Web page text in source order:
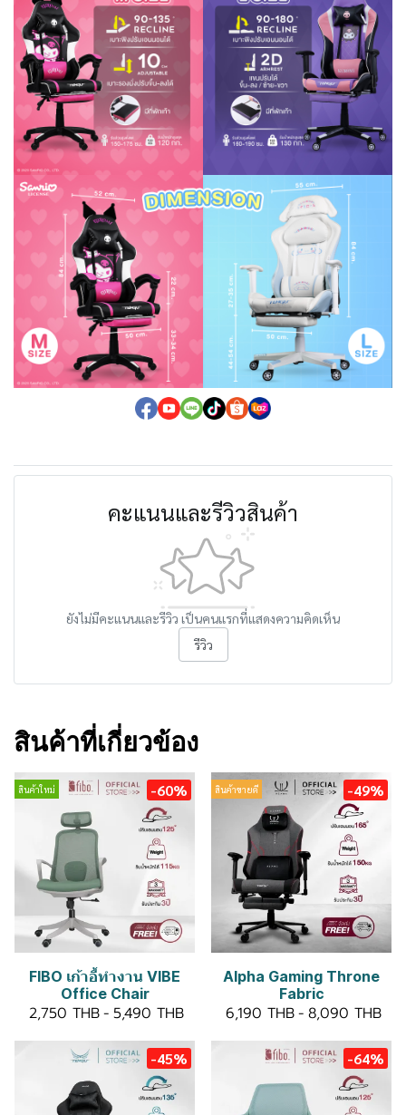
คะแนนและรีวิวสินค้า
ยังไม่มีคะแนนและรีวิว เป็นคนแรกที่แสดงความคิดเห็น
รีวิว
สินค้าที่เกี่ยวข้อง
สินค้าใหม่ -60%
FIBO เก้าอี้ทำงาน VIBE
Office Chair
2,750 THB- 5,490 THB
สินค้าขายดี -49%
Alpha Gaming Throne
Fabric
6,190 THB- 8,090 THB
-45% -64%